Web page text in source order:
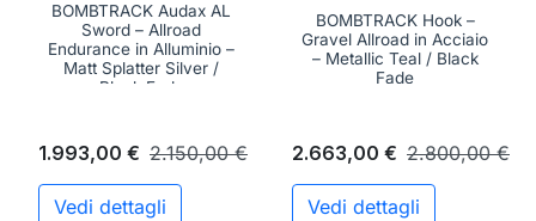
BOMBTRACK Audax AL
Sword – Allroad
Endurance in Alluminio –
Matt Splatter Silver /
Black Fade
1.993,00 € 2.150,00 €
Vedi dettagli
BOMBTRACK Hook –
Gravel Allroad in Acciaio
– Metallic Teal / Black
Fade
2.663,00 € 2.800,00 €
Vedi dettagli